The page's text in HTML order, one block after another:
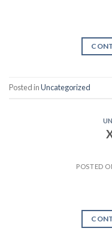
Posted inUncategorized
POSTED